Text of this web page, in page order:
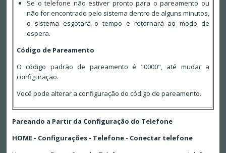
Se o telefone não estiver pronto para o pareamento ou
não for encontrado pelo sistema dentro de alguns minutos,
o sistema esgotará o tempo e retornará ao modo de
espera.
Código de Pareamento
O código padrão de pareamento é "0000", até mudar a
configuração.
Você pode alterar a configuração do código de pareamento.
Pareando a Partir da Configuração do Telefone
HOME - Configurações - Telefone - Conectar telefone